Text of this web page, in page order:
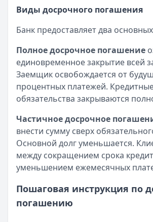
Виды досрочного погашения
Банк предоставляет два
Полное досрочное погашение
единовременное закрытие всей
Заемщик освобождается от
процентных платежей.
обязательства закрываются
Частичное досрочное
внести сумму сверх
Основной долг уменьшается.
между сокращением срока
уменьшением ежемесячных
Пошаговая инструкция по
погашению